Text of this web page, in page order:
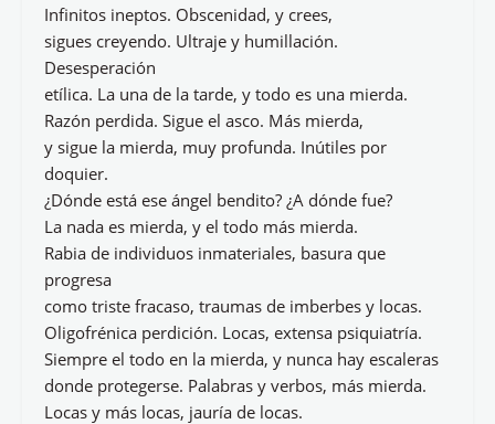
Infinitos ineptos. Obscenidad, y crees,
sigues creyendo. Ultraje y humillación.
Desesperación
etílica. La una de la tarde, y todo es una mierda.
Razón perdida. Sigue el asco. Más mierda,
y sigue la mierda, muy profunda. Inútiles por
doquier.
¿Dónde está ese ángel bendito? ¿A dónde fue?
La nada es mierda, y el todo más mierda.
Rabia de individuos inmateriales, basura que
progresa
como triste fracaso, traumas de imberbes y locas.
Oligofrénica perdición. Locas, extensa psiquiatría.
Siempre el todo en la mierda, y nunca hay escaleras
donde protegerse. Palabras y verbos, más mierda.
Locas y más locas, jauría de locas.